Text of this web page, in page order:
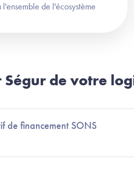
l'ensemble de l'écosystème
Ségur de votre
de financement SONS